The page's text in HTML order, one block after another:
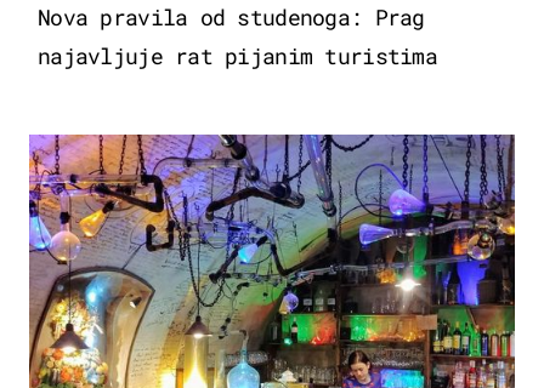
Nova pravila od studenoga: Prag
najavljuje rat pijanim turistima